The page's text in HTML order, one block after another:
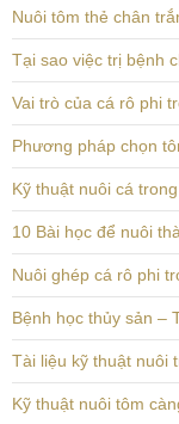
Nuôi tôm thẻ chân
Tại sao việc trị bệnh
Vai trò của cá rô phi
Phương pháp chọn
Kỹ thuật nuôi cá
10 Bài học để nuôi
Nuôi ghép cá rô phi
Bệnh học thủy sản –
Tài liệu kỹ thuật nuôi
Kỹ thuật nuôi tôm